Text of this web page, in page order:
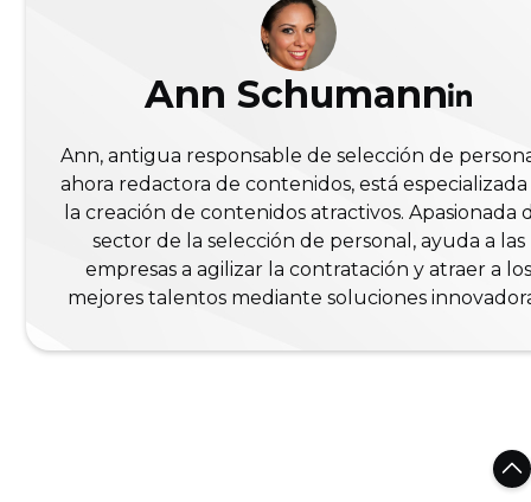
Ann Schumann
Ann, antigua responsable de selección de
ahora redactora de contenidos, está
la creación de contenidos atractivos. Apasionada
sector de la selección de personal, ayuda a las
empresas a agilizar la contratación y atraer a los
mejores talentos mediante soluciones